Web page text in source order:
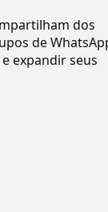
dos
de
expandir seus